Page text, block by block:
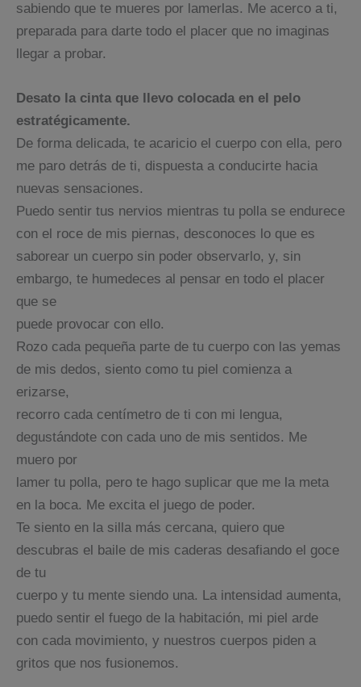
sabiendo que te mueres por lamerlas. Me acerco a ti,
preparada para darte todo el placer que no imaginas
llegar a probar.
Desato la cinta que llevo colocada en el pelo
estratégicamente.
De forma delicada, te acaricio el cuerpo con ella, pero
me paro detrás de ti, dispuesta a conducirte hacia
nuevas sensaciones.
Puedo sentir tus nervios mientras tu polla se endurece
con el roce de mis piernas, desconoces lo que es
saborear un cuerpo sin poder observarlo, y, sin
embargo, te humedeces al pensar en todo el placer
que se
puede provocar con ello.
Rozo cada pequeña parte de tu cuerpo con las yemas
de mis dedos, siento como tu piel comienza a
erizarse,
recorro cada centímetro de ti con mi lengua,
degustándote con cada uno de mis sentidos. Me
muero por
lamer tu polla, pero te hago suplicar que me la meta
en la boca. Me excita el juego de poder.
Te siento en la silla más cercana, quiero que
descubras el baile de mis caderas desafiando el goce
de tu
cuerpo y tu mente siendo una. La intensidad aumenta,
puedo sentir el fuego de la habitación, mi piel arde
con cada movimiento, y nuestros cuerpos piden a
gritos que nos fusionemos.